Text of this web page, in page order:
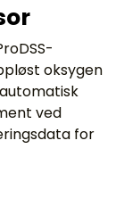
oksygen
ved
for